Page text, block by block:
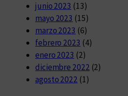
junio 2023 (13)
mayo 2023 (15)
marzo 2023 (6)
febrero 2023 (4)
enero 2023 (2)
diciembre 2022 (2)
agosto 2022 (1)